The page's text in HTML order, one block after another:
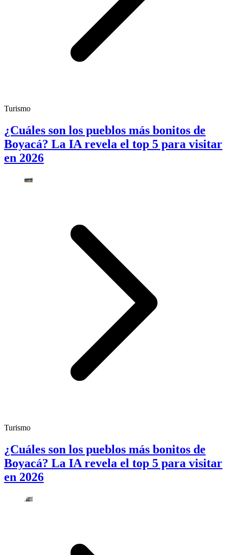
Turismo
¿Cuáles son los pueblos más bonitos de
Boyacá? La IA revela el top 5 para visitar
en 2026
Turismo
¿Cuáles son los pueblos más bonitos de
Boyacá? La IA revela el top 5 para visitar
en 2026